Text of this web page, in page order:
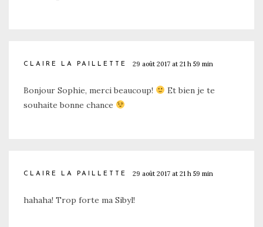
CLAIRE LA PAILLETTE 29 août 2017 at 21 h 59 min
Bonjour Sophie, merci beaucoup!
Et bien je te
souhaite bonne chance
CLAIRE LA PAILLETTE 29 août 2017 at 21 h 59 min
hahaha! Trop forte ma Sibyl!